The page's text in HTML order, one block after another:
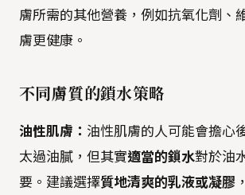
膚所需的其他營養，例如抗氧化劑、
膚更健康。
不同膚質的鎖水策略
油性肌膚： 油性肌膚的人可能會擔心
太過油膩，但其實適當的鎖水對於油
要。建議選擇質地清爽的乳液或凝膠